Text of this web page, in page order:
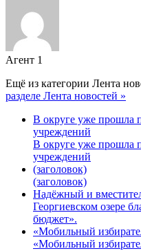
Агент 1
Ещё из категории Лента
разделе Лента новостей »
В округе уже прошла
учреждений
В округе уже прошла
учреждений
(заголовок)
(заголовок)
Надёжный и
Георгиевском озере
бюджет».
«Мобильный
«Мобильный